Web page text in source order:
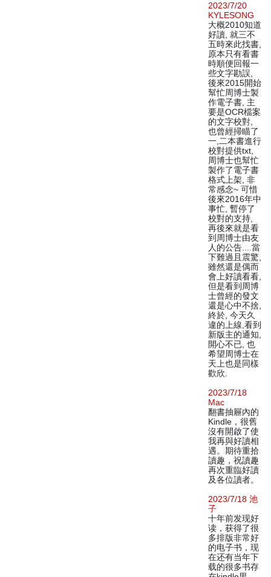
2023/7/20
KYLESONG
大概2010知道
好讀, 就三不
五時來此找書,
原本只有看書
時順便回報一
些文字勘誤,
後來2015開始
幫忙周博士製
作電子書, 主
要是OCR檔案
的文字校對,
也曾經掃瞄了
一,二本書進行
校對提供txt,
周博士也幫忙
製作了電子書
格式上架, 非
常感念~ 可惜
後來2016年中
事忙, 暫停了
校對的支持,
再後來就是看
到周博士由友
人的公告....當
下難過且震驚,
雖然還是偶而
會上好讀看看,
但是看到周博
士曾經的發文
還是心中不捨,
終於, 今天久
違的上線,看到
新版主的通知,
開心不已, 也
希望周博士在
天上也是同樣
歡欣.
2023/7/18
Mac
翻書抽屜內的
Kindle，很舊
沒有開啟了使
我再與好讀相
遇。期待重拾
讀趣，祝讀趣
再次重臨好讀
及各位讀者。
2023/7/18 池
子
十年前发现好
读，获得了很
多排版非常好
的电子书，现
在还有当年下
载的很多书存